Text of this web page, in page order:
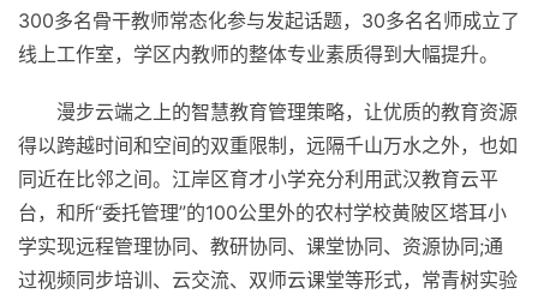
300多名骨干教师常态化参与发起话题，30多名名师成立了
线上工作室，学区内教师的整体专业素质得到大幅提升。
漫步云端之上的智慧教育管理策略，让优质的教育资源
得以跨越时间和空间的双重限制，远隔千山万水之外，也如
同近在比邻之间。江岸区育才小学充分利用武汉教育云平
台，和所“委托管理”的100公里外的农村学校黄陂区塔耳小
学实现远程管理协同、教研协同、课堂协同、资源协同;通
过视频同步培训、云交流、双师云课堂等形式，常青树实验